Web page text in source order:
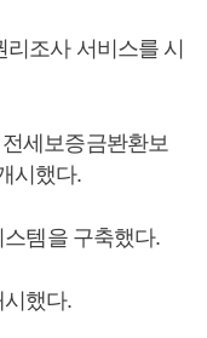
조사 서비스를 시
세보증금봔환보
시했다.
스템을 구축했다.
했다.